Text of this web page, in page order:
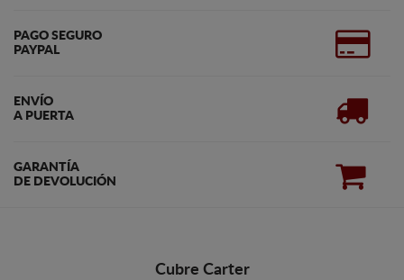
PAGO SEGURO
PAYPAL
ENVÍO
A PUERTA
GARANTÍA
DE DEVOLUCIÓN
Cubre Carter